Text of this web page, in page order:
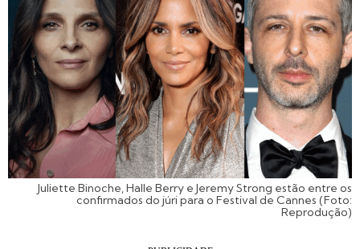
Juliette Binoche, Halle Berry e Jeremy Strong estão entre os
confirmados do júri para o Festival de Cannes (Foto:
Reprodução)